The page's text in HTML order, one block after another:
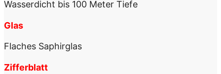
Wasserdicht bis 100 Meter Tiefe
Glas
Flaches Saphirglas
Zifferblatt